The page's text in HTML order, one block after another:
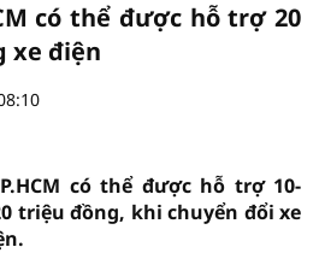
có thể được hỗ trợ 20
xe điện
có thể được hỗ trợ 10-
triệu đồng, khi chuyển đổi xe